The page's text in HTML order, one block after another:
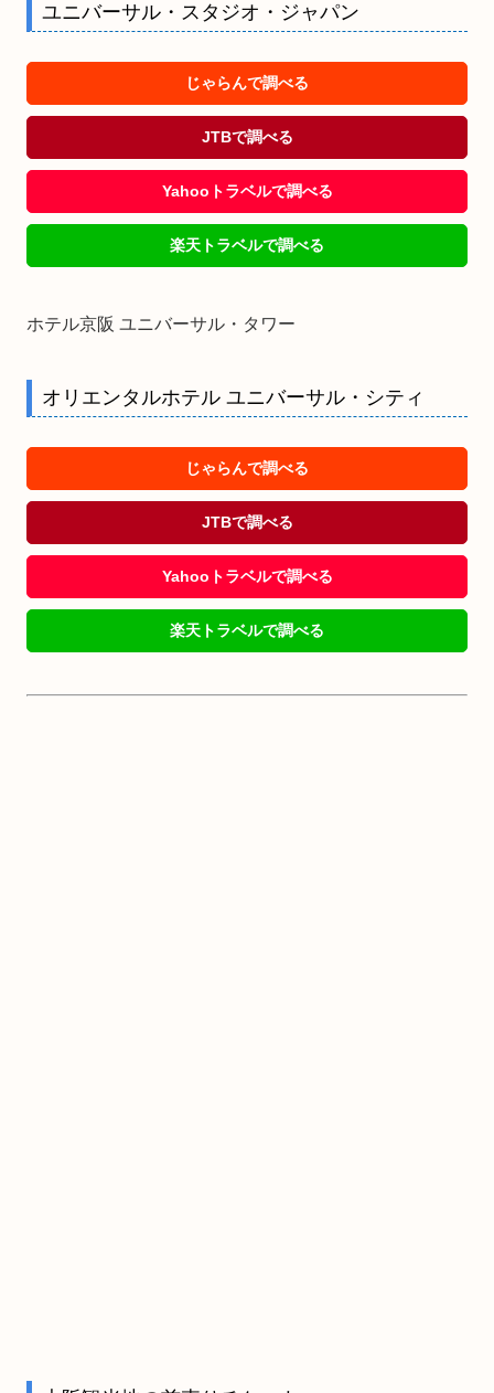
ユニバーサル・スタジオ・ジャパン
じゃらんで調べる
JTBで調べる
Yahooトラベルで調べる
楽天トラベルで調べる
ホテル京阪 ユニバーサル・タワー
オリエンタルホテル ユニバーサル・シティ
じゃらんで調べる
JTBで調べる
Yahooトラベルで調べる
楽天トラベルで調べる